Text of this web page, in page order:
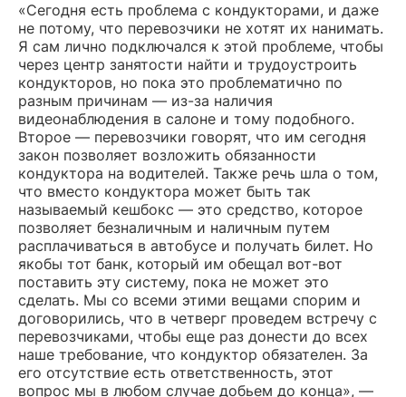
«Сегодня есть проблема с кондукторами, и даже
не потому, что перевозчики не хотят их нанимать.
Я сам лично подключался к этой проблеме, чтобы
через центр занятости найти и трудоустроить
кондукторов, но пока это проблематично по
разным причинам — из-за наличия
видеонаблюдения в салоне и тому подобного.
Второе — перевозчики говорят, что им сегодня
закон позволяет возложить обязанности
кондуктора на водителей. Также речь шла о том,
что вместо кондуктора может быть так
называемый кешбокс — это средство, которое
позволяет безналичным и наличным путем
расплачиваться в автобусе и получать билет. Но
якобы тот банк, который им обещал вот-вот
поставить эту систему, пока не может это
сделать. Мы со всеми этими вещами спорим и
договорились, что в четверг проведем встречу с
перевозчиками, чтобы еще раз донести до всех
наше требование, что кондуктор обязателен. За
его отсутствие есть ответственность, этот
вопрос мы в любом случае добьем до конца», —